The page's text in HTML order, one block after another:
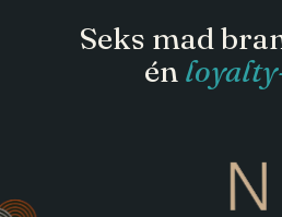
Seks mad
én